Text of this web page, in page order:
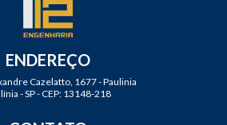
ENDEREÇO
Cazelatto, 1677 - Paulinia
- SP - CEP: 13148-218